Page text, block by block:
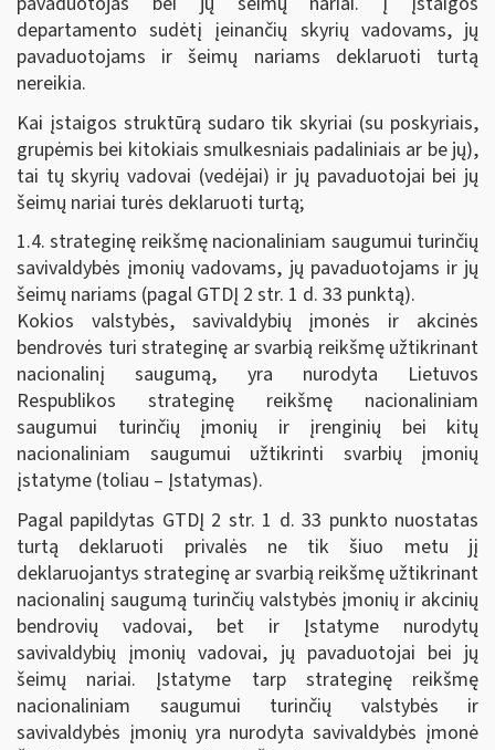
departamento sudėtį įeinančių skyrių vadovams, jų
pavaduotojams ir šeimų nariams deklaruoti turtą
nereikia.
Kai įstaigos struktūrą sudaro tik skyriai (su poskyriais,
grupėmis bei kitokiais smulkesniais padaliniais ar be jų),
tai tų skyrių vadovai (vedėjai) ir jų pavaduotojai bei jų
šeimų nariai turės deklaruoti turtą;
1.4. strateginę reikšmę nacionaliniam saugumui turinčių
savivaldybės įmonių vadovams, jų pavaduotojams ir jų
šeimų nariams (pagal GTDĮ 2 str. 1 d. 33 punktą).
Kokios valstybės, savivaldybių įmonės ir akcinės
bendrovės turi strateginę ar svarbią reikšmę užtikrinant
nacionalinį saugumą, yra nurodyta Lietuvos
Respublikos strateginę reikšmę nacionaliniam
saugumui turinčių įmonių ir įrenginių bei kitų
nacionaliniam saugumui užtikrinti svarbių įmonių
įstatyme (toliau – Įstatymas).
Pagal papildytas GTDĮ 2 str. 1 d. 33 punkto nuostatas
turtą deklaruoti privalės ne tik šiuo metu jį
deklaruojantys strateginę ar svarbią reikšmę užtikrinant
nacionalinį saugumą turinčių valstybės įmonių ir akcinių
bendrovių vadovai, bet ir Įstatyme nurodytų
savivaldybių įmonių vadovai, jų pavaduotojai bei jų
šeimų nariai. Įstatyme tarp strateginę reikšmę
nacionaliniam saugumui turinčių valstybės ir
savivaldybės įmonių yra nurodyta savivaldybės įmonė